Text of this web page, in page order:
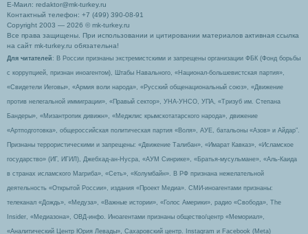
Е-Маил: redaktor@mk-turkey.ru
Контактный телефон: +7 (499) 390-08-91
Copyright 2003 — 2026 © mk-turkey.ru
Все права защищены. При использовании и цитировании материалов активная ссылка
на сайт mk-turkey.ru обязательна!
Для читателей : В России признаны экстремистскими и запрещены организации ФБК (Фонд борьбы
с коррупцией, признан иноагентом), Штабы Навального, «Национал-большевистская партия»,
«Свидетели Иеговы», «Армия воли народа», «Русский общенациональный союз», «Движение
против нелегальной иммиграции», «Правый сектор», УНА-УНСО, УПА, «Тризуб им. Степана
Бандеры», «Мизантропик дивижн», «Меджлис крымскотатарского народа», движение
«Артподготовка», общероссийская политическая партия «Воля», АУЕ, батальоны «Азов» и Айдар″.
Признаны террористическими и запрещены: «Движение Талибан», «Имарат Кавказ», «Исламское
государство» (ИГ, ИГИЛ), Джебхад-ан-Нусра, «АУМ Синрике», «Братья-мусульмане», «Аль-Каида
в странах исламского Магриба», «Сеть», «Колумбайн». В РФ признана нежелательной
деятельность «Открытой России», издания «Проект Медиа». СМИ-иноагентами признаны:
телеканал «Дождь», «Медуза», «Важные истории», «Голос Америки», радио «Свобода», The
Insider, «Медиазона», ОВД-инфо. Иноагентами признаны общество/центр «Мемориал»,
«Аналитический Центр Юрия Левады», Сахаровский центр. Instagram и Facebook (Metа)